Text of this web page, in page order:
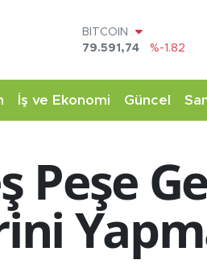
DOLAR
45,43620
%0.02
53,38690
%0.19
STERLİN
14.598,00
%0
BITCOIN
79.591,74
İş ve Ekonomi Güncel
Peşe